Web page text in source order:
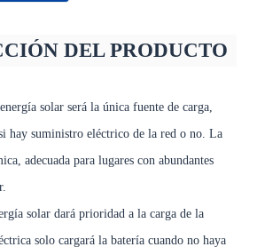
DEL PRODUCTO
solar será la única fuente de carga,
hay suministro eléctrico de la red o no. La
adecuada para lugares con abundantes
solar dará prioridad a la carga de la
solo cargará la batería cuando no haya